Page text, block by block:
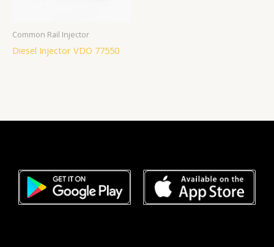
Common Rail Injector
Diesel Injector VDO 77550